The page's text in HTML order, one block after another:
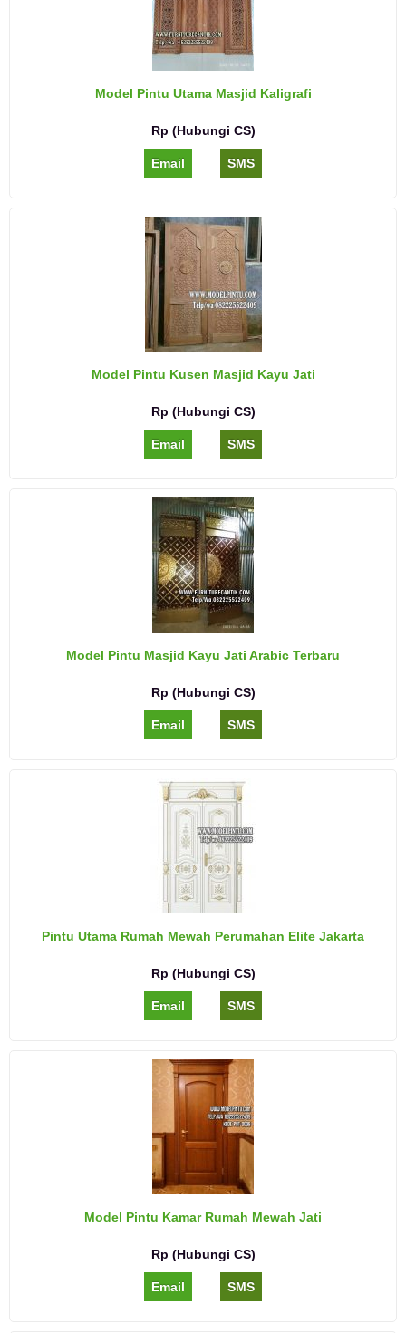
Model Pintu Utama Masjid Kaligrafi
Rp (Hubungi CS)
Email SMS
Model Pintu Kusen Masjid Kayu Jati
Rp (Hubungi CS)
Email SMS
Model Pintu Masjid Kayu Jati Arabic Terbaru
Rp (Hubungi CS)
Email SMS
Pintu Utama Rumah Mewah Perumahan Elite Jakarta
Rp (Hubungi CS)
Email SMS
Model Pintu Kamar Rumah Mewah Jati
Rp (Hubungi CS)
Email SMS